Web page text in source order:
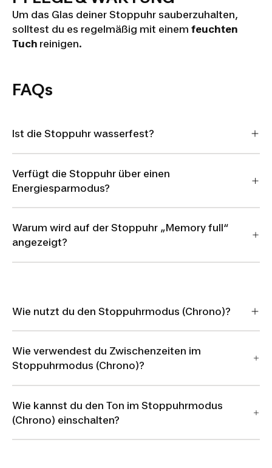
Um das Glas deiner Stoppuhr sauberzuhalten,
solltest du es regelmäßig mit einem feuchten
Tuch reinigen.
FAQs
Ist die Stoppuhr wasserfest?
Verfügt die Stoppuhr über einen
Energiesparmodus?
Warum wird auf der Stoppuhr „Memory full“
angezeigt?
Wie nutzt du den Stoppuhrmodus (Chrono)?
Wie verwendest du Zwischenzeiten im
Stoppuhrmodus (Chrono)?
Wie kannst du den Ton im Stoppuhrmodus
(Chrono) einschalten?